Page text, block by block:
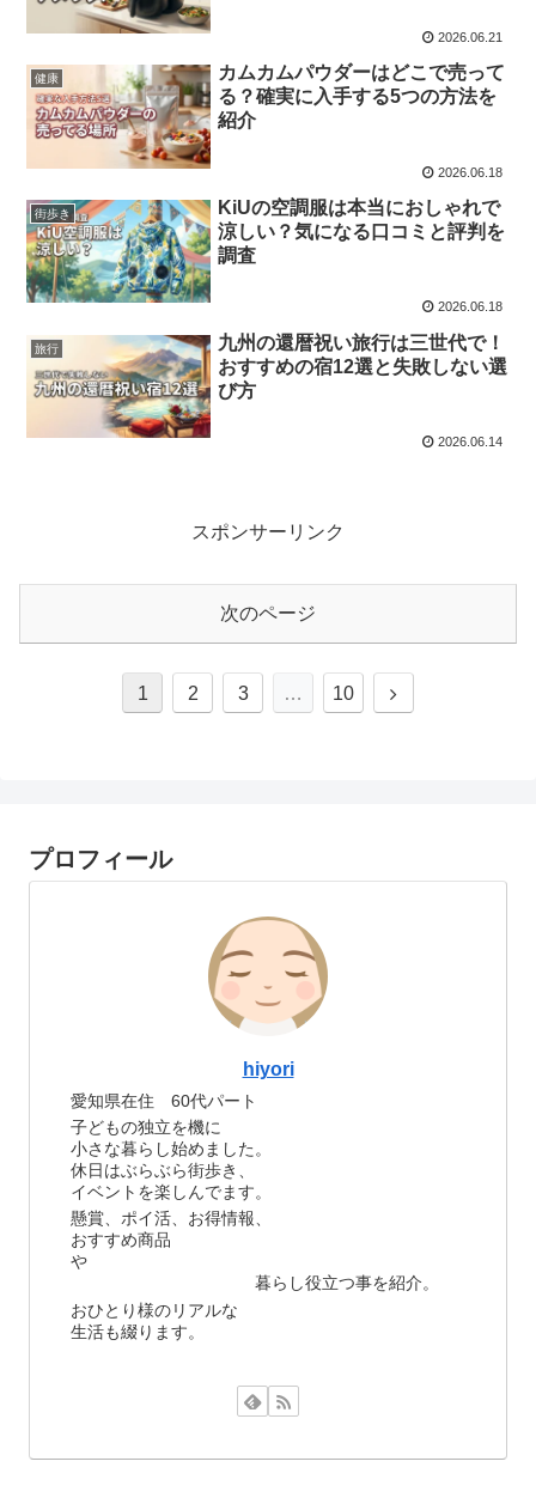
2026.06.21
健康
カムカムパウダーはどこで売って
る？確実に入手する5つの方法を
紹介
2026.06.18
街歩き
KiUの空調服は本当におしゃれで
涼しい？気になる口コミと評判を
調査
2026.06.18
旅行
九州の還暦祝い旅行は三世代で！
おすすめの宿12選と失敗しない選
び方
2026.06.14
スポンサーリンク
次のページ
1 2 3 … 10
次
プロフィール
hiyori
愛知県在住 60代パート
子どもの独立を機に
小さな暮らし始めました。
休日はぶらぶら街歩き、
イベントを楽しんでます。
懸賞、ポイ活、お得情報、
おすすめ商品
や
暮らし役立つ事を紹介。
おひとり様のリアルな
生活も綴ります。